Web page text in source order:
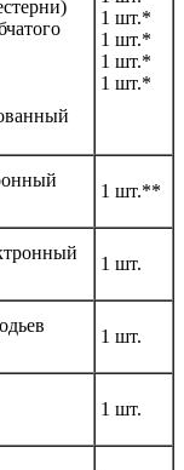
1 шт.*
1 шт.*
1 шт.*
1 шт.*
1 шт.**
1 шт.
1 шт.
1 шт.